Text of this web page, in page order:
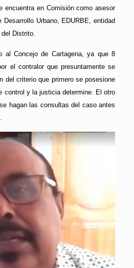
encuentra en Comisión como asesor
Urbano, EDURBE, entidad
Distrito.
al Concejo de Cartagena, ya que 8
el contralor que presuntamente se
del criterio que primero se posesione
control y la justicia determine. El otro
hagan las consultas del caso antes